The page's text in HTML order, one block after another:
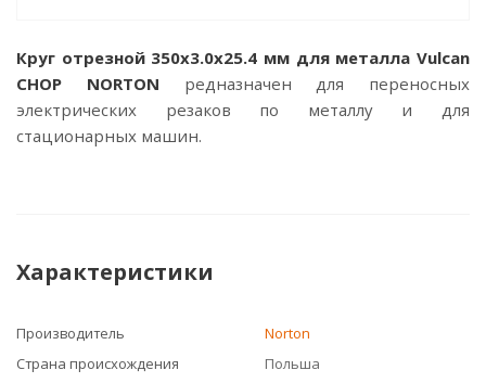
Круг отрезной 350х3.0x25.4 мм для металла Vulcan
CHOP NORTON редназначен для переносных
электрических резаков по металлу и для
стационарных машин.
Характеристики
Производитель
Norton
Страна происхождения
Польша